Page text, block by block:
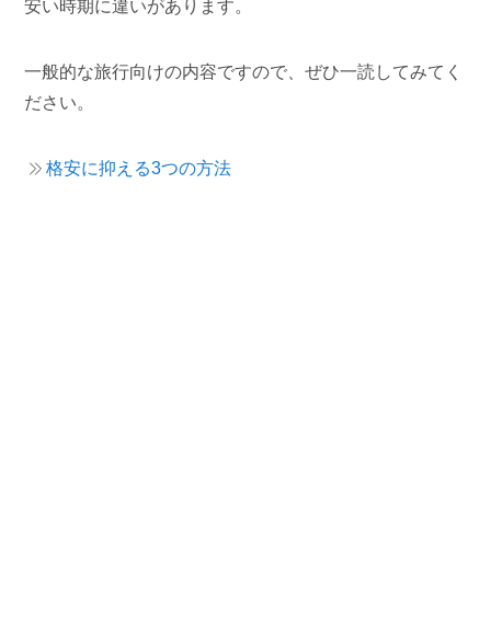
安い時期に違いがあります。
一般的な旅行向けの内容ですので、ぜひ一読してみてく
ださい。
格安に抑える3つの方法